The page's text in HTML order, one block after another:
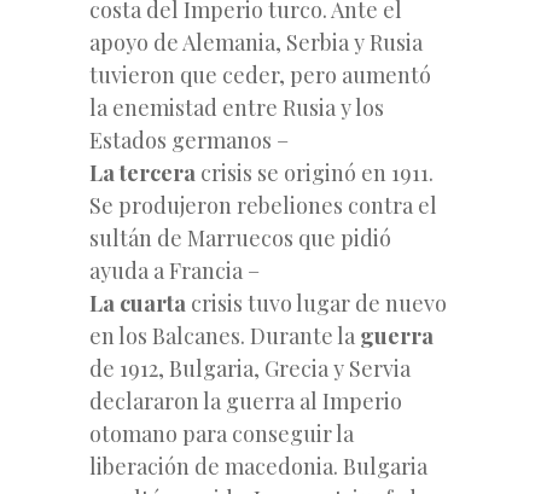
costa del Imperio turco. Ante el
apoyo de Alemania, Serbia y Rusia
tuvieron que ceder, pero aumentó
la enemistad entre Rusia y los
Estados germanos –
La tercera crisis se originó en 1911.
Se produjeron rebeliones contra el
sultán de Marruecos que pidió
ayuda a Francia –
La cuarta crisis tuvo lugar de nuevo
en los Balcanes. Durante la guerra
de 1912, Bulgaria, Grecia y Servia
declararon la guerra al Imperio
otomano para conseguir la
liberación de macedonia. Bulgaria